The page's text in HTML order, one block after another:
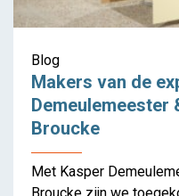
Blog
Makers van de
Demeulemeester
Broucke
Met Kasper
Broucke zijn we